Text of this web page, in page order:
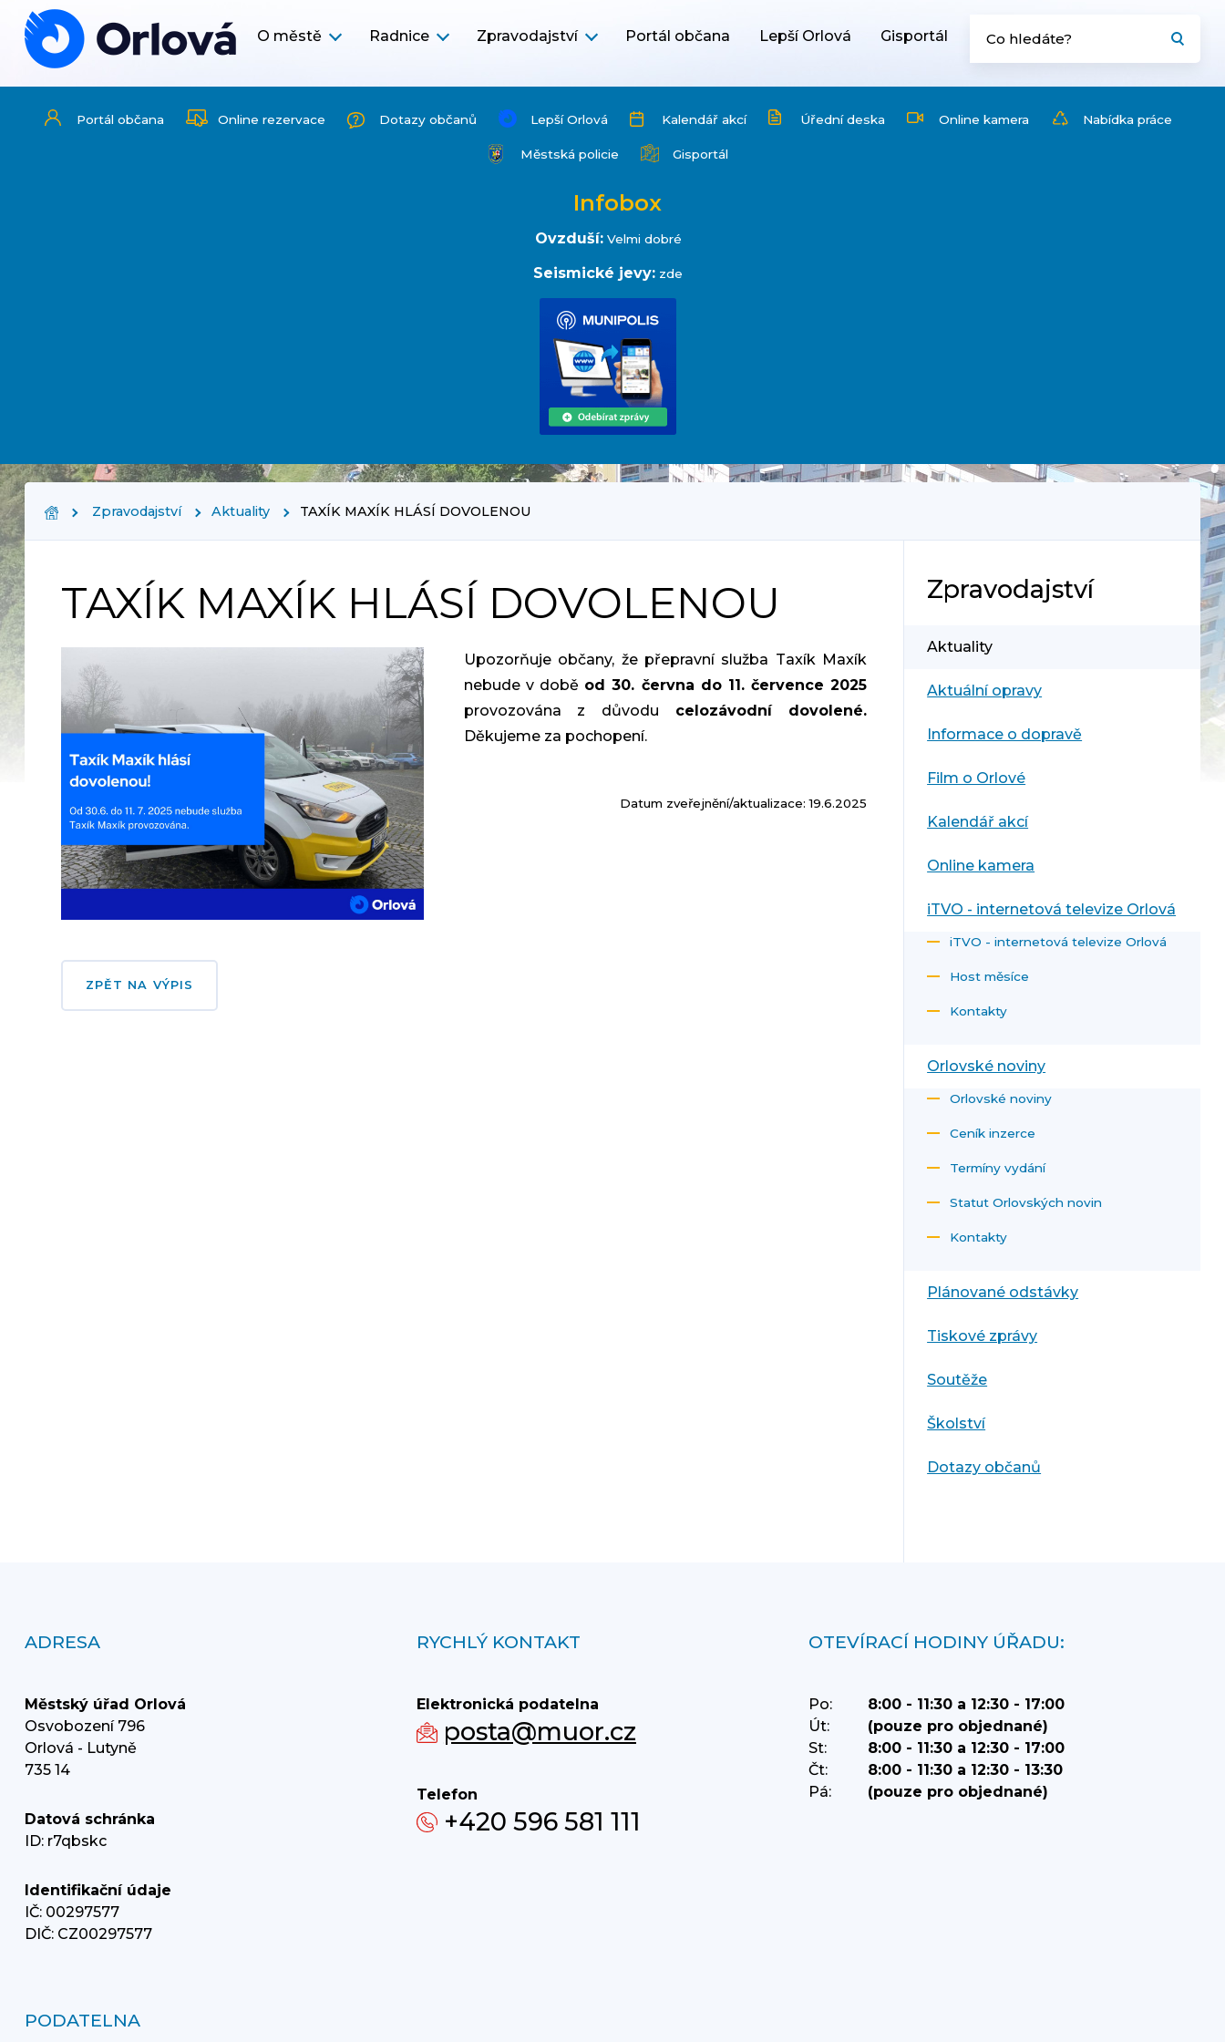
O městě Radnice Zpravodajství Portál občana Lepší Orlová Gisportál
Portál občana Online rezervace Dotazy občanů Lepší Orlová Kalendář akcí Úřední deska Online kamera Nabídka práce
Městská policie Gisportál
Infobox
Ovzduší: Velmi dobré
Seismické jevy: zde
Zpravodajství Aktuality TAXÍK MAXÍK HLÁSÍ DOVOLENOU
TAXÍK MAXÍK HLÁSÍ DOVOLENOU
Upozorňuje občany, že přepravní služba Taxík Maxík
nebude v době od 30. června do 11. července 2025
provozována z důvodu celozávodní dovolené.
Děkujeme za pochopení.
Datum zveřejnění/aktualizace: 19.6.2025
ZPĚT NA VÝPIS
Zpravodajství
Aktuality
Aktuální opravy
Informace o dopravě
Film o Orlové
Kalendář akcí
Online kamera
iTVO - internetová televize Orlová
iTVO - internetová televize Orlová
Host měsíce
Kontakty
Orlovské noviny
Orlovské noviny
Ceník inzerce
Termíny vydání
Statut Orlovských novin
Kontakty
Plánované odstávky
Tiskové zprávy
Soutěže
Školství
Dotazy občanů
ADRESA
Městský úřad Orlová
Osvobození 796
Orlová - Lutyně
735 14
Datová schránka
ID: r7qbskc
Identifikační údaje
IČ: 00297577
DIČ: CZ00297577
RYCHLÝ KONTAKT
Elektronická podatelna
posta@muor.cz
Telefon
+420 596 581 111
OTEVÍRACÍ HODINY ÚŘADU:
Po:
8:00 - 11:30 a 12:30 - 17:00
Út:
(pouze pro objednané)
St:
8:00 - 11:30 a 12:30 - 17:00
Čt:
8:00 - 11:30 a 12:30 - 13:30
Pá:
(pouze pro objednané)
PODATELNA